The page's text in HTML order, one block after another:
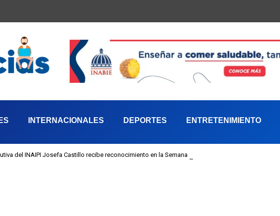
INTERNACIONALES DEPORTES ENTRETENIMIENTO
del INAIPI Josefa Castillo recibe reconocimiento en la Semana Mundial de la Lactancia Materna